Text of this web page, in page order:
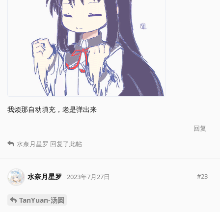
我烦那自动填充，老是弹出来
回复
水奈月星罗 回复了此帖
水奈月星罗 2023年7月27日 #23
TanYuan-汤圆